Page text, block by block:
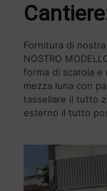
Fornitura di
NOSTRO
forma di scatola e
mezza luna con
tassellare il tutto
esterno il tutto